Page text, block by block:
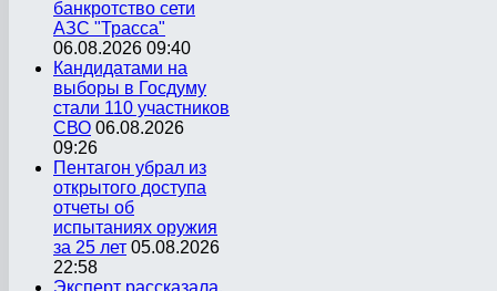
банкротство сети
АЗС "Трасса"
06.08.2026 09:40
Кандидатами на
выборы в Госдуму
стали 110 участников
СВО 06.08.2026
09:26
Пентагон убрал из
открытого доступа
отчеты об
испытаниях оружия
за 25 лет 05.08.2026
22:58